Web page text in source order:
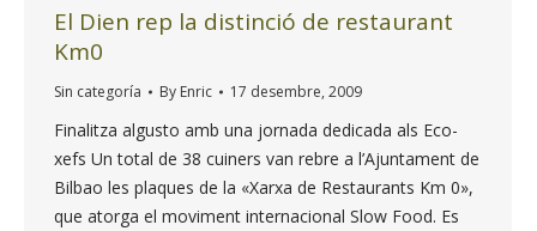
El Dien rep la distinció de restaurant
Km0
Sin categoría By Enric 17 desembre, 2009
Finalitza algusto amb una jornada dedicada als Eco-
xefs Un total de 38 cuiners van rebre a l’Ajuntament de
Bilbao les plaques de la «Xarxa de Restaurants Km 0»,
que atorga el moviment internacional Slow Food. Es